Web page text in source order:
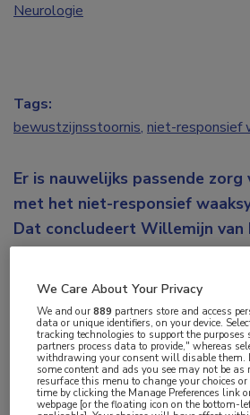
Er is nauwelijks passende
met het niet-responsief
Dat concludeert Willemijn van
en specialist
Radboudumc, na een
2012 en 2018. Het onderzoek
gepubliceerd inAnnals of
Neurologie
Tags:
bewustzijnsstoornis, niet-responsief
We Care About Your Privacy
We and our889 partners store and access
data or unique identifiers, on your device.
tracking technologies to support the
partners process data to provide," whereas
withdrawing your consent will disable them.
some content and ads you see may not be as
resurface this menu to change your choices
time by clicking the Manage Preferences link
webpage [or the floating icon on the bottom-